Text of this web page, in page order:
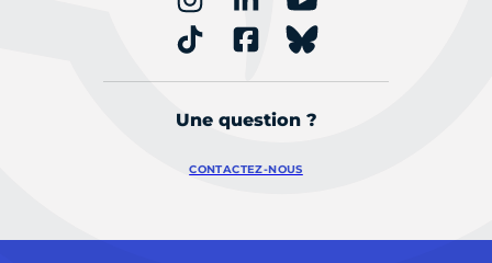
Une question ?
CONTACTEZ-NOUS